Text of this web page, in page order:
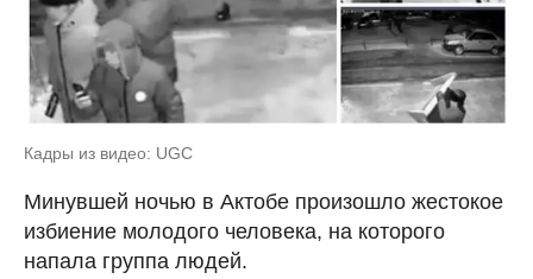
Кадры из видео: UGC
Минувшей ночью в Актобе произошло жестокое
избиение молодого человека, на которого
напала группа людей.